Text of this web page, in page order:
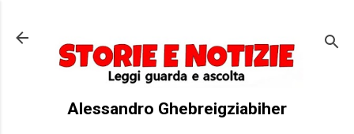
Alessandro Ghebreigziabiher